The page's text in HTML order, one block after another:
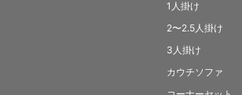
1人掛け
2〜2.5人掛け
3人掛け
カウチソファ